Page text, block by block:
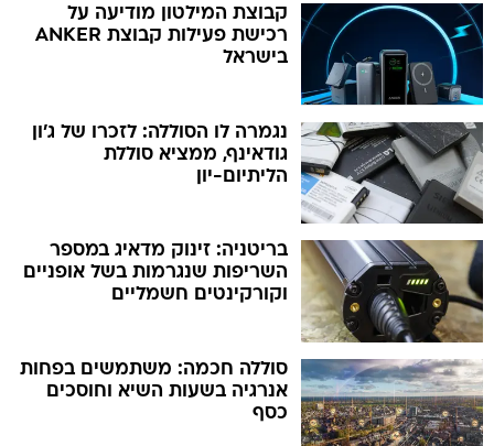
קבוצת המילטון מודיעה על
רכישת פעילות קבוצת ANKER
בישראל
נגמרה לו הסוללה: לזכרו של ג'ון
גודאינף, ממציא סוללת
הליתיום-יון
בריטניה: זינוק מדאיג במספר
השריפות שנגרמות בשל אופניים
וקורקינטים חשמליים
סוללה חכמה: משתמשים בפחות
אנרגיה בשעות השיא וחוסכים
כסף